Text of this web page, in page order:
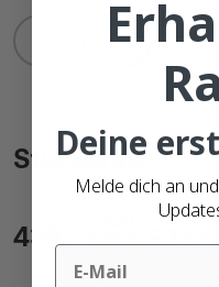
Stückpreis
522,
439, €
Deine
Melde dich an
Email